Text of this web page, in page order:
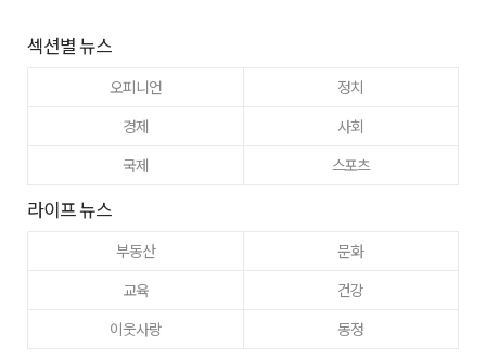
섹션별 뉴스
오피니언
정치
경제
사회
국제
스포츠
라이프 뉴스
부동산
문화
교육
건강
이웃사랑
동정